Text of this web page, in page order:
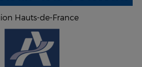
Hauts-de-France